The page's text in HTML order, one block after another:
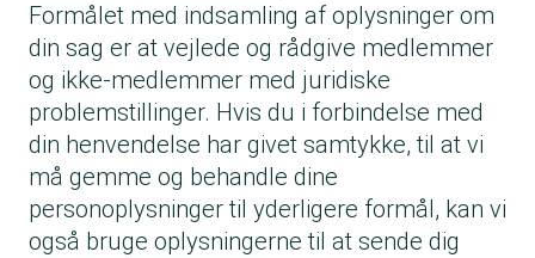
Formålet med indsamling af oplysninger om
din sag er at vejlede og rådgive medlemmer
og ikke-medlemmer med juridiske
problemstillinger. Hvis du i forbindelse med
din henvendelse har givet samtykke, til at vi
må gemme og behandle dine
personoplysninger til yderligere formål, kan vi
også bruge oplysningerne til at sende dig